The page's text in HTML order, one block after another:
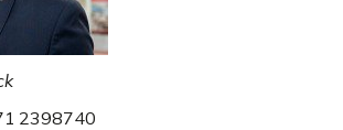
2398740